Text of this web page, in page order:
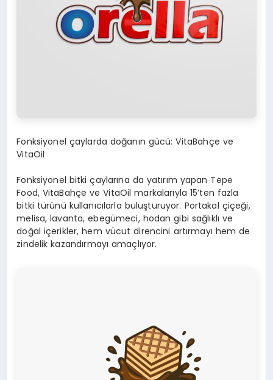
Fonksiyonel çaylarda doğanın gücü: VitaBahçe ve
VitaOil
Fonksiyonel bitki çaylarına da yatırım yapan Tepe
Food, VitaBahçe ve VitaOil markalarıyla 15’ten fazla
bitki türünü kullanıcılarla buluşturuyor. Portakal çiçeği,
melisa, lavanta, ebegümeci, hodan gibi sağlıklı ve
doğal içerikler, hem vücut direncini artırmayı hem de
zindelik kazandırmayı amaçlıyor.